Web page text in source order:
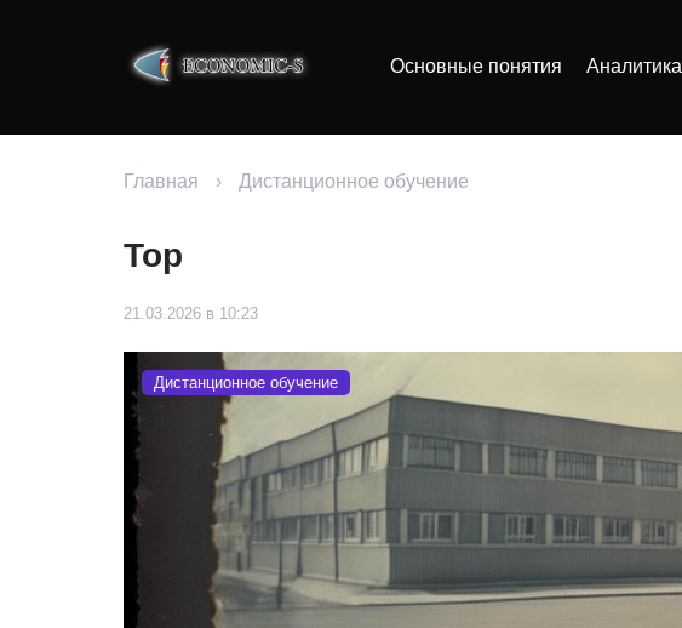
Основные понятия Аналитика
Главная › Дистанционное обучение
Top
21.03.2026 в 10:23
Дистанционное обучение